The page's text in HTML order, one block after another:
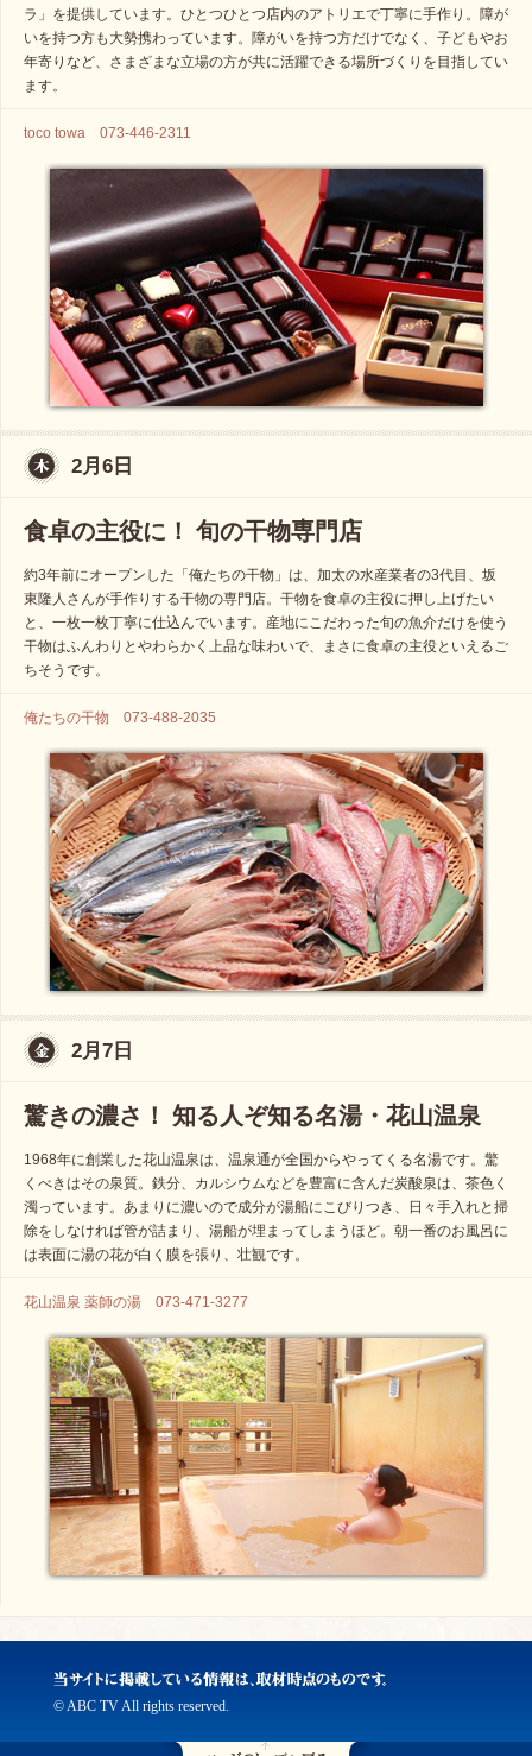
ラ」を提供しています。ひとつひとつ店内のアトリエで丁寧に手作り。障が
いを持つ方も大勢携わっています。障がいを持つ方だけでなく、子どもやお
年寄りなど、さまざまな立場の方が共に活躍できる場所づくりを目指してい
ます。
toco towa 073-446-2311
2月6日
食卓の主役に！ 旬の干物専門店
約3年前にオープンした「俺たちの干物」は、加太の水産業者の3代目、坂
東隆人さんが手作りする干物の専門店。干物を食卓の主役に押し上げたい
と、一枚一枚丁寧に仕込んでいます。産地にこだわった旬の魚介だけを使う
干物はふんわりとやわらかく上品な味わいで、まさに食卓の主役といえるご
ちそうです。
俺たちの干物 073-488-2035
2月7日
驚きの濃さ！ 知る人ぞ知る名湯・花山温泉
1968年に創業した花山温泉は、温泉通が全国からやってくる名湯です。驚
くべきはその泉質。鉄分、カルシウムなどを豊富に含んだ炭酸泉は、茶色く
濁っています。あまりに濃いので成分が湯船にこびりつき、日々手入れと掃
除をしなければ管が詰まり、湯船が埋まってしまうほど。朝一番のお風呂に
は表面に湯の花が白く膜を張り、壮観です。
花山温泉 薬師の湯 073-471-3277
© ABC TV All rights reserved.